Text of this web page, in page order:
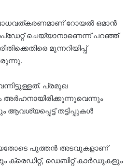
ബോധവത്കരണമാണ് റോയല്‍ ഒമാൻ
ചെയ്യാനാണെന്ന് പറഞ്ഞ്
മുന്നറിയിപ്പ്
പ്രമുഖ
അര്‍ഹനായിരിക്കുന്നുവെന്നും
ആവശ്യപ്പെട്ട് തട്ടിപ്പുകള്‍
പുത്തൻ അടവുകളാണ്
ഡെബിറ്റ് കാർഡുകളും